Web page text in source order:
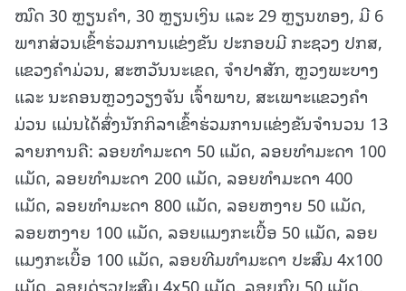
ໝົດ 30 ຫຼຽນຄໍາ, 30 ຫຼຽນເງິນ ແລະ 29 ຫຼຽນທອງ, ມີ 6
ພາກສ່ວນເຂົ້າຮ່ວມການແຂ່ງຂັນ ປະກອບມີ ກະຊວງ ປກສ,
ແຂວງຄໍາມ່ວນ, ສະຫວັນນະເຂດ, ຈໍາປາສັກ, ຫຼວງພະບາງ
ແລະ ນະຄອນຫຼວງວຽງຈັນ ເຈົ້າພາບ, ສະເພາະແຂວງຄໍາ
ມ່ວນ ແມ່ນໄດ້ສົ່ງນັກກິລາເຂົ້າຮ່ວມການແຂ່ງຂັນຈໍານວນ 13
ລາຍການຄື: ລອຍທໍາມະດາ 50 ແມັດ, ລອຍທໍາມະດາ 100
ແມັດ, ລອຍທໍາມະດາ 200 ແມັດ, ລອຍທໍາມະດາ 400
ແມັດ, ລອຍທໍາມະດາ 800 ແມັດ, ລອຍຫງາຍ 50 ແມັດ,
ລອຍຫງາຍ 100 ແມັດ, ລອຍແມງກະເບື້ອ 50 ແມັດ, ລອຍ
ແມງກະເບື້ອ 100 ແມັດ, ລອຍທີມທຳມະດາ ປະສົມ 4x100
ແມັດ, ລອຍດ່ຽວປະສົມ 4x50 ແມັດ, ລອຍກົບ 50 ແມັດ,